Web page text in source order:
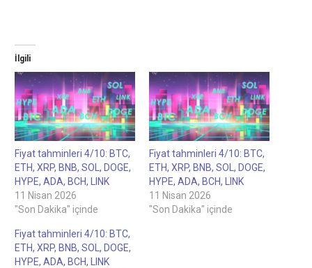
İlgili
Fiyat tahminleri 4/10: BTC,
ETH, XRP, BNB, SOL, DOGE,
HYPE, ADA, BCH, LINK
11 Nisan 2026
"Son Dakika" içinde
Fiyat tahminleri 4/10: BTC,
ETH, XRP, BNB, SOL, DOGE,
HYPE, ADA, BCH, LINK
11 Nisan 2026
"Son Dakika" içinde
Fiyat tahminleri 4/10: BTC,
ETH, XRP, BNB, SOL, DOGE,
HYPE, ADA, BCH, LINK